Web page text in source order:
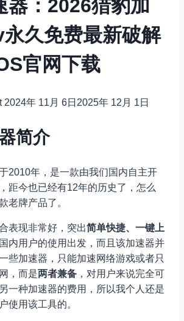
器：2026猎豹加
久免费最新破解
官网下载
2024年 11月 6日 2025年 12月 1日
简介
2010年，是一款由我们国内自主开
距今也已经有12年的历史了，怎么
老牌产品了。
表现非常好，突出简单快捷、一键上
内用户的使用出发，而且该加速器并
些加速器，只能加速网络游戏或者只
，而是两者兼备 ，对用户来说完全可
一种加速器的费用，所以我个人还是
使用该工具的。